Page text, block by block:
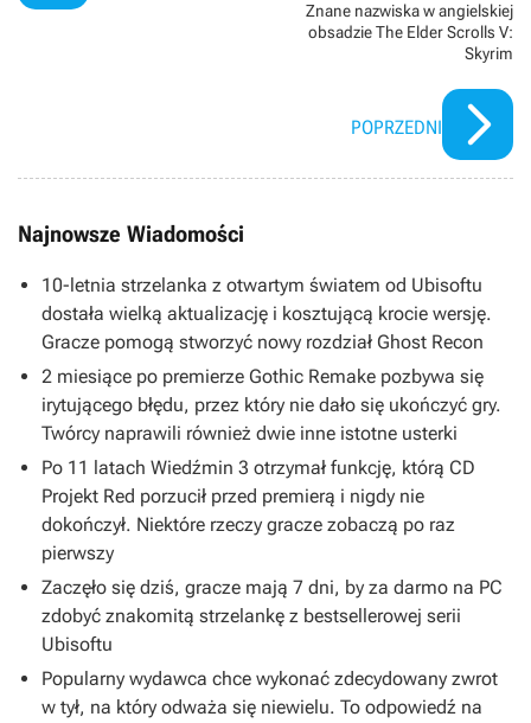
Znane nazwiska w angielskiej
obsadzie The Elder Scrolls V:
Skyrim
POPRZEDNI
Najnowsze Wiadomości
10-letnia strzelanka z otwartym światem od Ubisoftu
dostała wielką aktualizację i kosztującą krocie wersję.
Gracze pomogą stworzyć nowy rozdział Ghost Recon
2 miesiące po premierze Gothic Remake pozbywa się
irytującego błędu, przez który nie dało się ukończyć gry.
Twórcy naprawili również dwie inne istotne usterki
Po 11 latach Wiedźmin 3 otrzymał funkcję, którą CD
Projekt Red porzucił przed premierą i nigdy nie
dokończył. Niektóre rzeczy gracze zobaczą po raz
pierwszy
Zaczęło się dziś, gracze mają 7 dni, by za darmo na PC
zdobyć znakomitą strzelankę z bestsellerowej serii
Ubisoftu
Popularny wydawca chce wykonać zdecydowany zwrot
w tył, na który odważa się niewielu. To odpowiedź na